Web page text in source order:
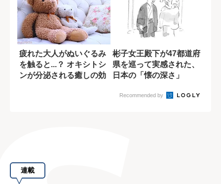
疲れた大人がぬいぐるみ
を触ると...？ オキシトシ
ンが分泌される癒しの効
彬子女王殿下が47都道府
県を巡って実感された、
日本の「懐の深さ」
Recommended by
連載